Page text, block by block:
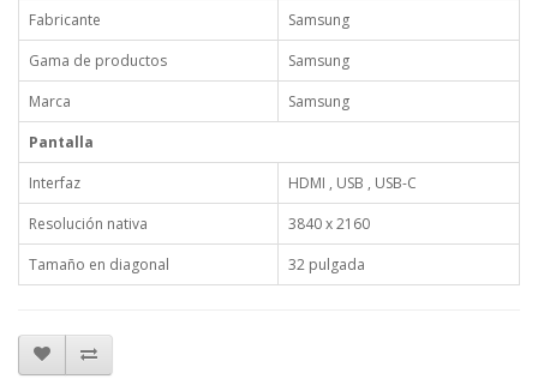
Fabricante
Samsung
Gama de productos
Samsung
Marca
Samsung
Pantalla
Interfaz
HDMI , USB , USB-C
Resolución nativa
3840 x 2160
Tamaño en diagonal
32 pulgada